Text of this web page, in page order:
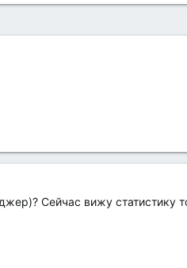
Сейчас вижу статистику